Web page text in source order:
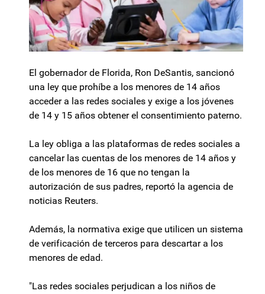
El gobernador de Florida, Ron DeSantis, sancionó
una ley que prohíbe a los menores de 14 años
acceder a las redes sociales y exige a los jóvenes
de 14 y 15 años obtener el consentimiento paterno.
La ley obliga a las plataformas de redes sociales a
cancelar las cuentas de los menores de 14 años y
de los menores de 16 que no tengan la
autorización de sus padres, reportó la agencia de
noticias Reuters.
Además, la normativa exige que utilicen un sistema
de verificación de terceros para descartar a los
menores de edad.
"Las redes sociales perjudican a los niños de